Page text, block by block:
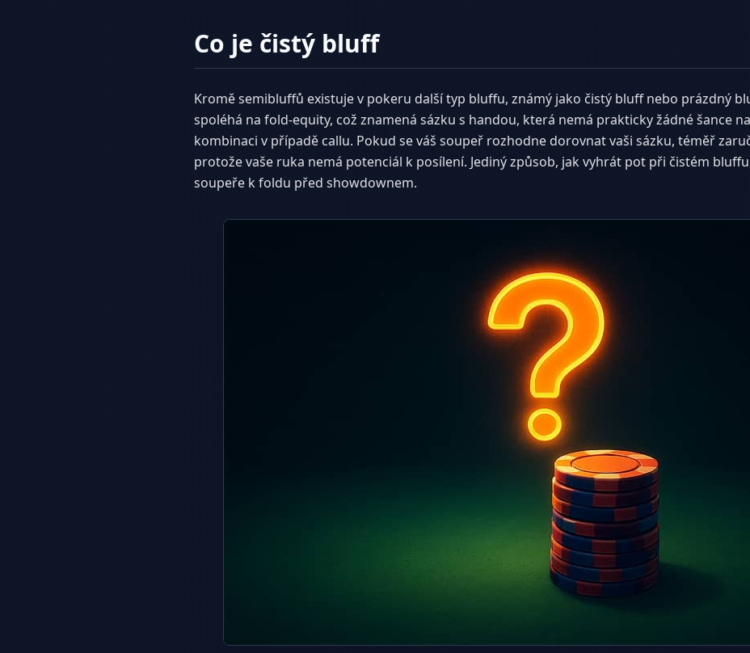
Co je čistý bluff
Kromě semibluffů existuje v pokeru další typ bluffu, známý jako čistý bluff nebo prázdný
spoléhá na fold-equity, což znamená sázku s handou, která nemá prakticky žádné šance
kombinaci v případě callu. Pokud se váš soupeř rozhodne dorovnat vaši sázku, téměř
protože vaše ruka nemá potenciál k posílení. Jediný způsob, jak vyhrát pot při čistém
soupeře k foldu před showdownem.